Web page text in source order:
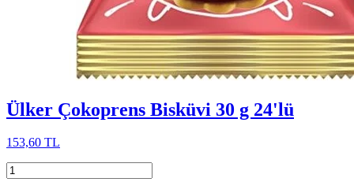
Ülker Çokoprens Bisküvi 30 g 24'lü
153,60 TL